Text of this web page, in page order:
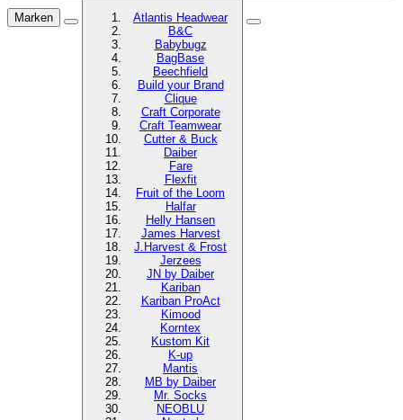
Marken
Atlantis Headwear
B&C
Babybugz
BagBase
Beechfield
Build your Brand
Clique
Craft Corporate
Craft Teamwear
Cutter & Buck
Daiber
Fare
Flexfit
Fruit of the Loom
Halfar
Helly Hansen
James Harvest
J.Harvest & Frost
Jerzees
JN by Daiber
Kariban
Kariban ProAct
Kimood
Korntex
Kustom Kit
K-up
Mantis
MB by Daiber
Mr. Socks
NEOBLU